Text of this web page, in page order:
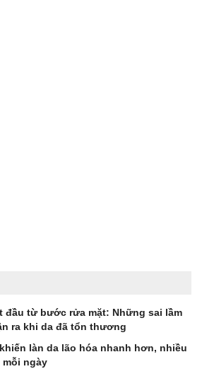
đầu từ bước rửa mặt: Những sai lầm
ra khi da đã tổn thương
làn da lão hóa nhanh hơn, nhiều
ngày